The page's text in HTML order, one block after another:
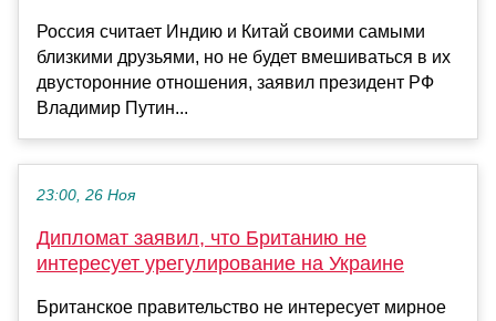
Россия считает Индию и Китай своими самыми
близкими друзьями, но не будет вмешиваться в их
двусторонние отношения, заявил президент РФ
Владимир Путин...
23:00, 26 Ноя
Дипломат заявил, что Британию не
интересует урегулирование на Украине
Британское правительство не интересует мирное